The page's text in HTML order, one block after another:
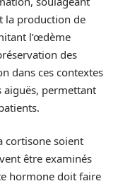
la production de
l’œdème
des
dans ces contextes
aiguës, permettant
cortisone soient
être examinés
hormone doit faire